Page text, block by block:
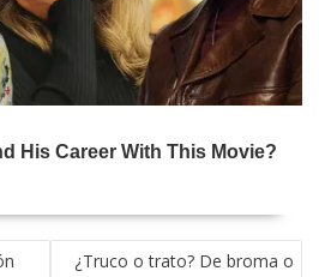
¿Truco o trato? De broma o